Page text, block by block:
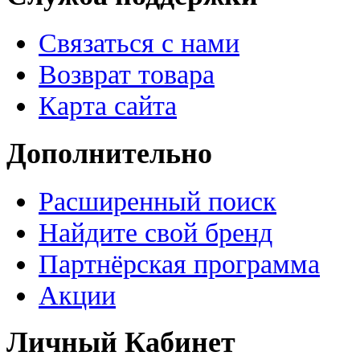
Связаться с нами
Возврат товара
Карта сайта
Дополнительно
Расширенный поиск
Найдите свой бренд
Партнёрская программа
Акции
Личный Кабинет